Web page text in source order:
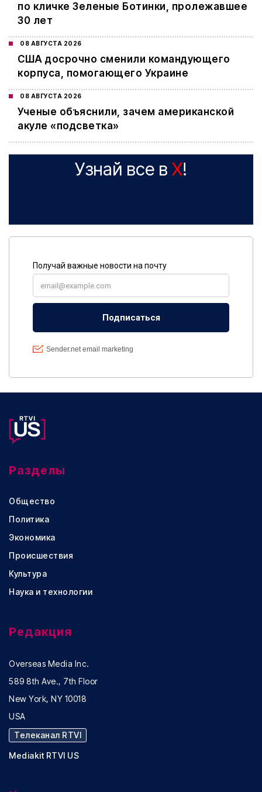
по кличке Зеленые Ботинки, пролежавшее
30 лет
08 АВГУСТА 2026
США досрочно сменили командующего
корпуса, помогающего Украине
08 АВГУСТА 2026
Ученые объяснили, зачем американской
акуле «подсветка»
Узнай все в X!
Разделы
Общество
Политика
Экономика
Происшествия
Культура
Наука и технологии
Редакция
Overseas Media Inc.
589 8th Ave., 7th Floor
New York, NY 10018
USA
Телеканал RTVI
Mediakit RTVI US